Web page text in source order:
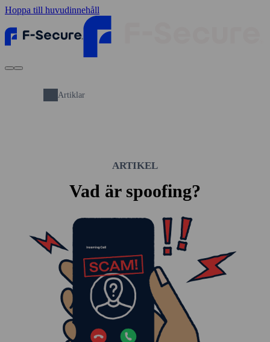
Hoppa till huvudinnehåll
Artiklar
ARTIKEL
Vad är spoofing?